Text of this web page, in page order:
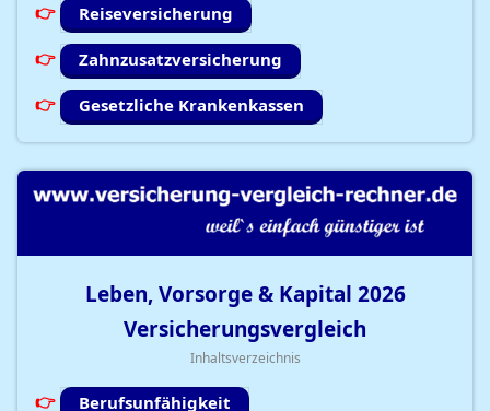
Reiseversicherung
Zahnzusatzversicherung
Gesetzliche Krankenkassen
Leben, Vorsorge & Kapital 2026
Versicherungsvergleich
Inhaltsverzeichnis
Berufsunfähigkeit